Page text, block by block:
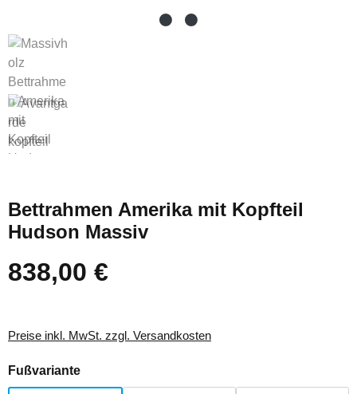
Bettrahmen Amerika mit Kopfteil
Hudson Massiv
Regulärer Preis:
838,00 €
Preise inkl. MwSt. zzgl. Versandkosten
Fußvarianteauswählen